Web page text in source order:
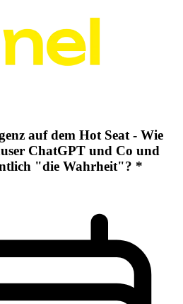
auf dem Hot Seat - Wie
ChatGPT und Co und
"die Wahrheit"? *